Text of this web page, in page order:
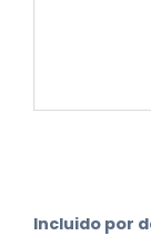
Incluido por